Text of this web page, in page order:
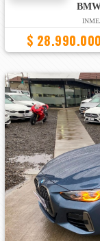
$ 28.990.000